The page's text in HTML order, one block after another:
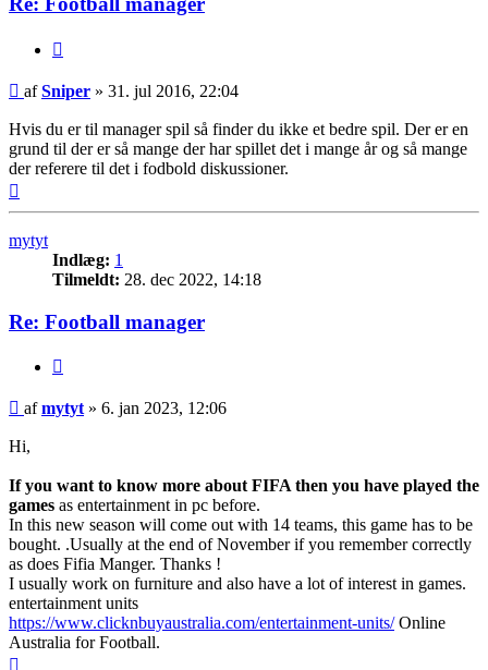
Indlæg
afSniper » 31. jul 2016, 22:04
Hvis du er til manager spil så finder du ikke et bedre spil. Der er en
grund til der er så mange der har spillet det i mange år og så mange
der referere til det i fodbold diskussioner.
mytyt
Indlæg: 1
Tilmeldt: 28. dec 2022, 14:18
Re: Football manager
Indlæg
afmytyt » 6. jan 2023, 12:06
Hi,
If you want to know more about FIFA then you have played the
games as entertainment in pc before.
In this new season will come out with 14 teams, this game has to be
bought. .Usually at the end of November if you remember correctly
as does Fifia Manger. Thanks !
I usually work on furniture and also have a lot of interest in games.
entertainment units
https://www.clicknbuyaustralia.com/entertainment-units/Online
Australia for Football.